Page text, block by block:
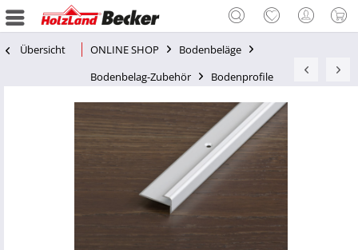
Übersicht ONLINE SHOP
Bodenbeläge
Bodenbelag-Zubehör
Bodenprofile